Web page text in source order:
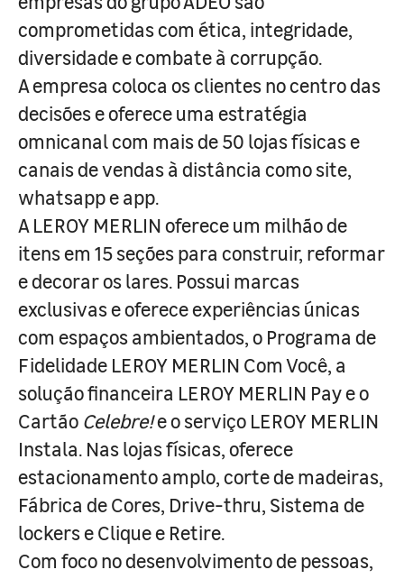
comprometidas com ética, integridade,
diversidade e combate à corrupção.
A empresa coloca os clientes no centro das
decisões e oferece uma estratégia
omnicanal com mais de 50 lojas físicas e
canais de vendas à distância como site,
whatsapp e app.
A LEROY MERLIN oferece um milhão de
itens em 15 seções para construir, reformar
e decorar os lares. Possui marcas
exclusivas e oferece experiências únicas
com espaços ambientados, o Programa de
Fidelidade LEROY MERLIN Com Você, a
solução financeira LEROY MERLIN Pay e o
Cartão Celebre!e o serviço LEROY MERLIN
Instala. Nas lojas físicas, oferece
estacionamento amplo, corte de madeiras,
Fábrica de Cores, Drive-thru, Sistema de
lockers e Clique e Retire.
Com foco no desenvolvimento de pessoas,